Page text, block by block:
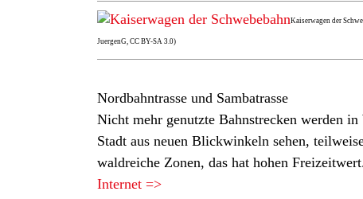
Kaiserwagen der
JuergenG, CC BY-SA 3.0)
Nordbahntrasse und Sambatrasse
Nicht mehr genutzte Bahnstrecken werden
Stadt aus neuen Blickwinkeln sehen,
waldreiche Zonen, das hat hohen
Internet =>